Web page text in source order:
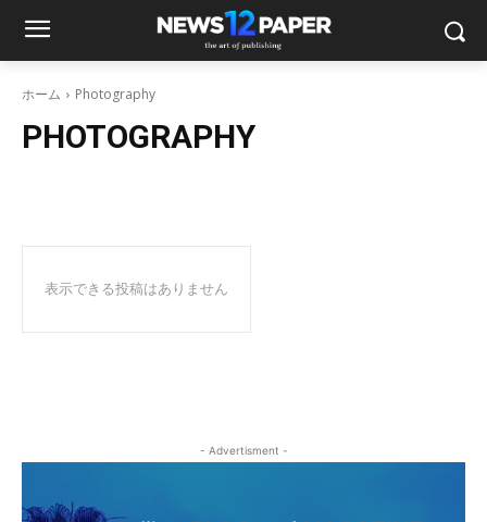
ホーム Photography
PHOTOGRAPHY
表示できる投稿はありません
- Advertisment -